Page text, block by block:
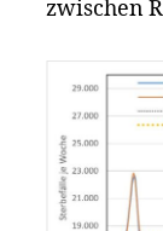
zwischen